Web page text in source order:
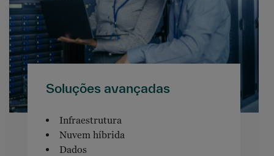
Soluções avançadas
Infraestrutura
Nuvem híbrida
Dados